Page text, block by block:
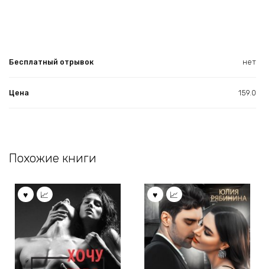
Бесплатный отрывок нет
Цена 159.0
Похожие книги